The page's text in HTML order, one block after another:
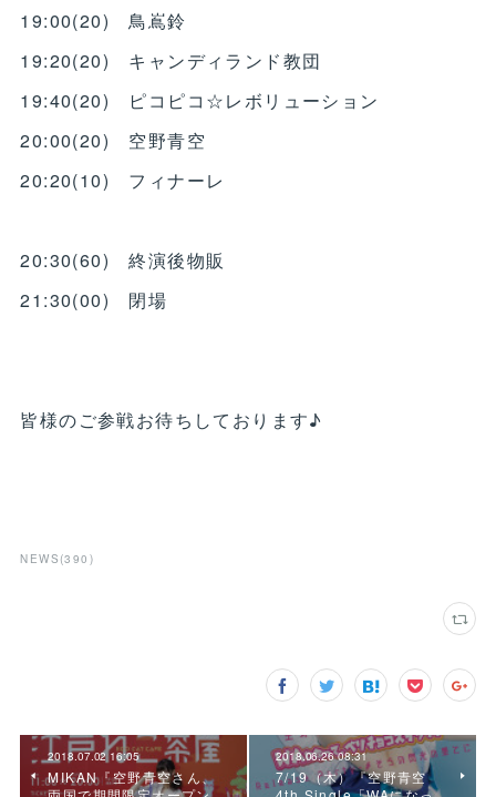
19:00(20) 鳥嶌鈴
19:20(20) キャンディランド教団
19:40(20) ピコピコ☆レボリューション
20:00(20) 空野青空
20:20(10) フィナーレ
20:30(60) 終演後物販
21:30(00) 閉場
皆様のご参戦お待ちしております♪
NEWS (390 )
2018.07.02 16:05
MIKAN『空野青空さん、
2018.06.26 08:31
7/19（木）『空野青空